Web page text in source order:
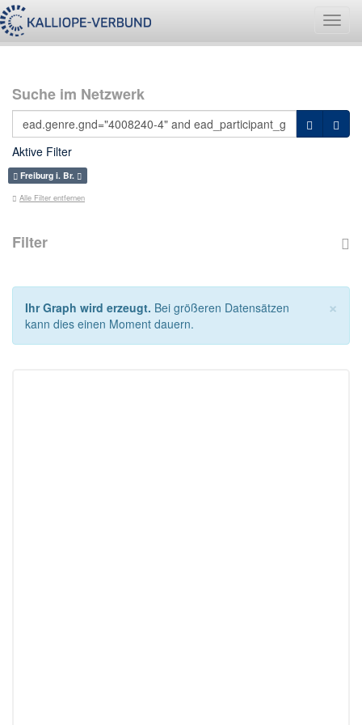
Suche im Netzwerk
Aktive Filter
Freiburg i. Br.
Alle Filter entfernen
Filter
×
Ihr Graph wird erzeugt. Bei größeren Datensätzen
kann dies einen Moment dauern.